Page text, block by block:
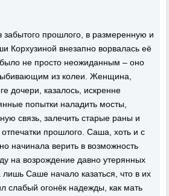
забытого прошлого, в размеренную и
Корхузиной внезапно ворвалась её
не просто неожиданным – оно
из колеи. Женщина,
дочери, казалось, искренне
попытки наладить мосты,
связь, залечить старые раны и
прошлого. Саша, хоть и с
начинала верить в возможность
на возрождение давно утерянных
Саше начало казаться, что в их
слабый огонёк надежды, как мать